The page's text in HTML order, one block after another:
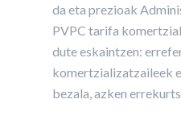
da eta prezioak
PVPC tarifa
dute eskaintzen:
komertzializatzaileek
bezala, azken